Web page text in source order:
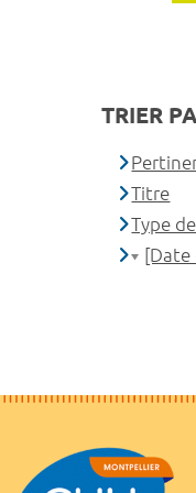
TRIER
Titre
Type
[Date